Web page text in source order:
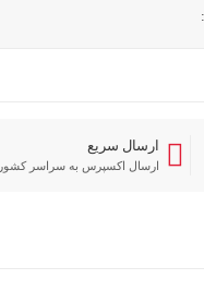
ارسال سریع
ارسال اکسپرس به سراسر کشور